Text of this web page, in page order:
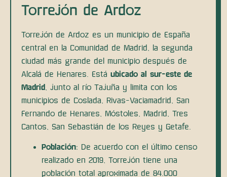
Torrejón de Ardoz
Torrejón de Ardoz es un municipio de España
central en la Comunidad de Madrid, la segunda
ciudad más grande del municipio después de
Alcalá de Henares. Estáubicado al sur-este de
Madrid, junto al río Tajuña y limita con los
municipios de Coslada, Rivas-Vaciamadrid, San
Fernando de Henares, Móstoles, Madrid, Tres
Cantos, San Sebastián de los Reyes y Getafe.
Población: De acuerdo con el último censo
realizado en 2019, Torrejón tiene una
población total aproximada de 84.000